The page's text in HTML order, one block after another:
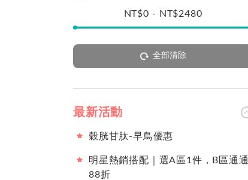
NT$0 - NT$2480
全部清除
最新活動
穀胱甘肽-早鳥優惠
明星熱銷搭配｜選A區1件，B區通通
88折